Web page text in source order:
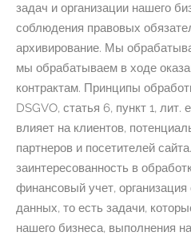
задач и организации нашего
соблюдения правовых
архивирование. Мы
мы обрабатываем в ходе
контрактам. Принципы
DSGVO, статья 6, пункт 1, лит.
влияет на клиентов,
партнеров и посетителей
заинтересованность в
финансовый учет,
данных, то есть задачи,
нашего бизнеса, выполнения